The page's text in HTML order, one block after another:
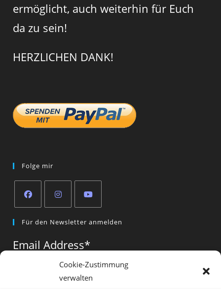
Cookie-Zustimmung
verwalten
ermöglicht, auch weiterhin für Euch
da zu sein!
HERZLICHEN DANK!
Folge mir
in
new
in
new
in
new
tab
Für den Newsletter anmelden
Email Address*